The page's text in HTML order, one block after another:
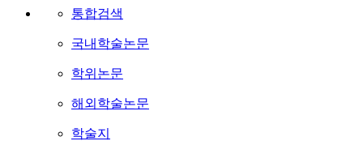
통합검색
국내학술논문
학위논문
해외학술논문
학술지